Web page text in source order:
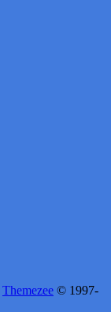
Themezee © 1997-